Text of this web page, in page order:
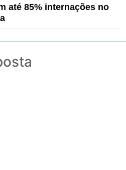
até 85% internações no